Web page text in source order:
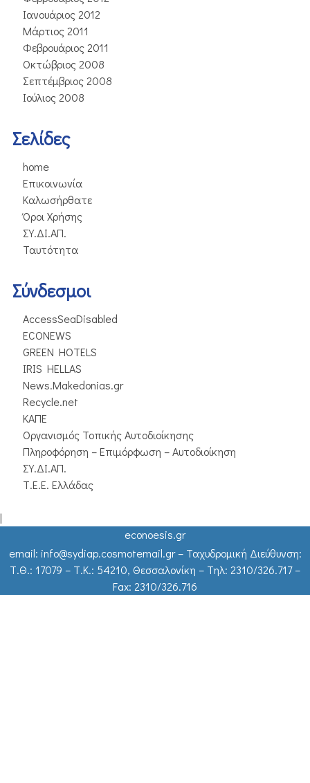
Ιανουάριος 2012
Μάρτιος 2011
Φεβρουάριος 2011
Οκτώβριος 2008
Σεπτέμβριος 2008
Ιούλιος 2008
Σελίδες
home
Επικοινωνία
Καλωσήρθατε
Όροι Χρήσης
ΣΥ.ΔΙ.ΑΠ.
Ταυτότητα
Σύνδεσμοι
AccessSeaDisabled
ECONEWS
GREEN HOTELS
IRIS HELLAS
News.Makedonias.gr
Recycle.net
ΚΑΠΕ
Οργανισμός Τοπικής Αυτοδιοίκησης
Πληροφόρηση – Επιμόρφωση – Αυτοδιοίκηση
ΣΥ.ΔΙ.ΑΠ.
Τ.Ε.Ε. Ελλάδας
|
econoesis.gr
email: info@sydiap.cosmotemail.gr – Ταχυδρομική Διεύθυνση:
Τ.Θ.: 17079 – Τ.Κ.: 54210, Θεσσαλονίκη – Τηλ: 2310/326.717 –
Fax: 2310/326.716